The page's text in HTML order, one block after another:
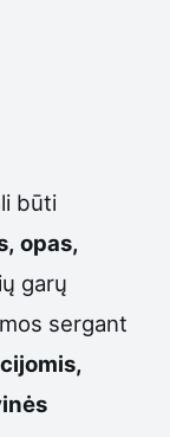
būti
opas,
garų
sergant